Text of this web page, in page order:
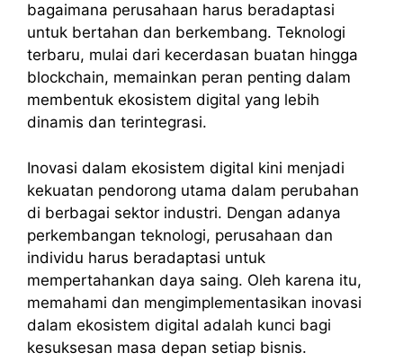
bagaimana perusahaan harus beradaptasi
untuk bertahan dan berkembang. Teknologi
terbaru, mulai dari kecerdasan buatan hingga
blockchain, memainkan peran penting dalam
membentuk ekosistem digital yang lebih
dinamis dan terintegrasi.
Inovasi dalam ekosistem digital kini menjadi
kekuatan pendorong utama dalam perubahan
di berbagai sektor industri. Dengan adanya
perkembangan teknologi, perusahaan dan
individu harus beradaptasi untuk
mempertahankan daya saing. Oleh karena itu,
memahami dan mengimplementasikan inovasi
dalam ekosistem digital adalah kunci bagi
kesuksesan masa depan setiap bisnis.